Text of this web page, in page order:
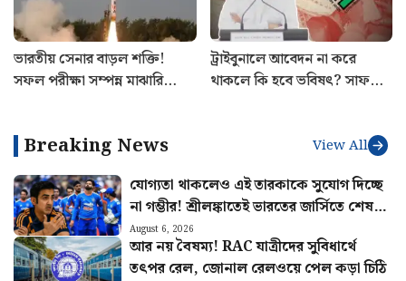
ভারতীয় সেনার বাড়ল শক্তি!
সফল পরীক্ষা সম্পন্ন মাঝারি
ট্রাইবুনালে আবেদন না করে
থাকলে কি হবে ভবিষৎ? সাফ
Breaking News View All
যোগ্যতা থাকলেও এই তারকাকে সুযোগ দিচ্ছে
না গম্ভীর! শ্রীলঙ্কাতেই ভারতের জার্সিতে শেষ
ম্যাচ খেলবেন এই ক্রিকেটার?
August 6, 2026
আর নয় বৈষম্য! RAC যাত্রীদের সুবিধার্থে
তৎপর রেল, জোনাল রেলওয়ে পেল কড়া চিঠি